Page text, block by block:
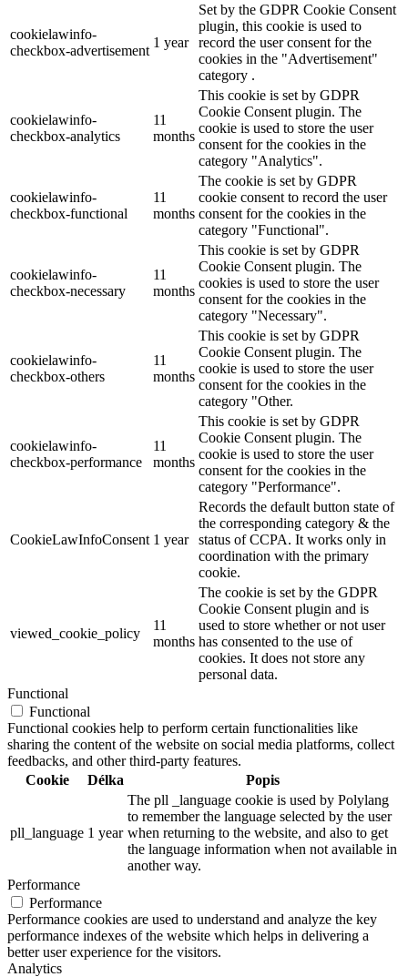
cookielawinfo-
checkbox-advertisement
1 year
Set by the GDPR Cookie Consent
plugin, this cookie is used to
record the user consent for the
cookies in the "Advertisement"
category .
cookielawinfo-
checkbox-analytics
11
months
This cookie is set by GDPR
Cookie Consent plugin. The
cookie is used to store the user
consent for the cookies in the
category "Analytics".
cookielawinfo-
checkbox-functional
11
months
The cookie is set by GDPR
cookie consent to record the user
consent for the cookies in the
category "Functional".
cookielawinfo-
checkbox-necessary
11
months
This cookie is set by GDPR
Cookie Consent plugin. The
cookies is used to store the user
consent for the cookies in the
category "Necessary".
cookielawinfo-
checkbox-others
11
months
This cookie is set by GDPR
Cookie Consent plugin. The
cookie is used to store the user
consent for the cookies in the
category "Other.
cookielawinfo-
checkbox-performance
11
months
This cookie is set by GDPR
Cookie Consent plugin. The
cookie is used to store the user
consent for the cookies in the
category "Performance".
CookieLawInfoConsent 1 year
Records the default button state of
the corresponding category & the
status of CCPA. It works only in
coordination with the primary
cookie.
viewed_cookie_policy
11
months
The cookie is set by the GDPR
Cookie Consent plugin and is
used to store whether or not user
has consented to the use of
cookies. It does not store any
personal data.
Functional
Functional
Functional cookies help to perform certain functionalities like
sharing the content of the website on social media platforms, collect
feedbacks, and other third-party features.
Cookie
Délka Popis
pll_language 1 year
The pll _language cookie is used by Polylang
to remember the language selected by the user
when returning to the website, and also to get
the language information when not available in
another way.
Performance
Performance
Performance cookies are used to understand and analyze the key
performance indexes of the website which helps in delivering a
better user experience for the visitors.
Analytics